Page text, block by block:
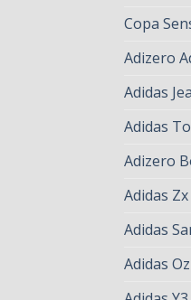
Copa
Adizero
Adidas
Adidas
Adizero
Adidas
Adidas
Adidas